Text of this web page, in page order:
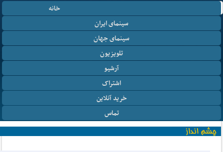
خانه
سینمای ایران
سینمای جهان
تلویزیون
آرشیو
اشتراک
خرید آنلاین
تماس